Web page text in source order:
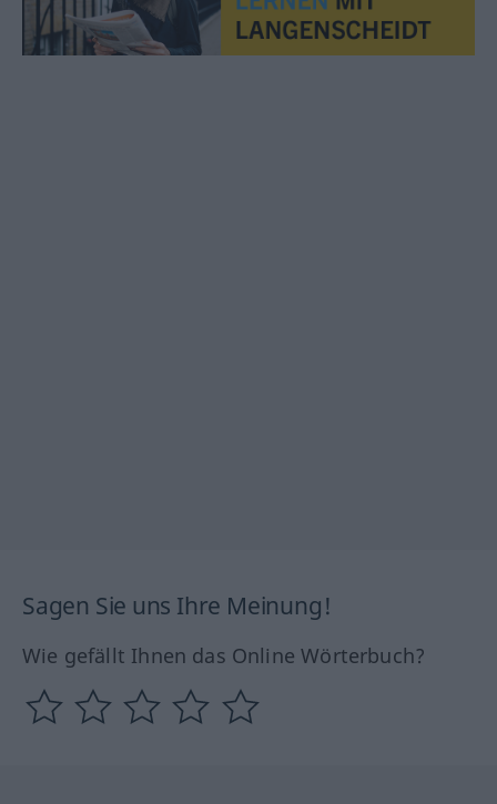
Sagen Sie uns Ihre Meinung!
Wie gefällt Ihnen das Online Wörterbuch?